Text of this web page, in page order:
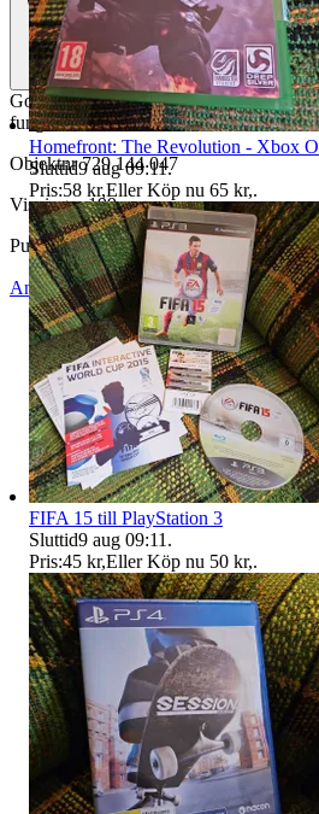
God of War Collection till PlayStation
fungerar utmärkt
Objektnr 729 144 047
Visningar 199
Publicerad 28 apr 19:47
Anmäl Sälj liknande
Homefront: The Revolution - Xbox
Sluttid9 aug 09:11.
Pris:58 kr,Eller Köp nu 65 kr,.
FIFA 15 till PlayStation 3
Sluttid9 aug 09:11 .
Pris:45 kr,Eller Köp nu 50 kr,.